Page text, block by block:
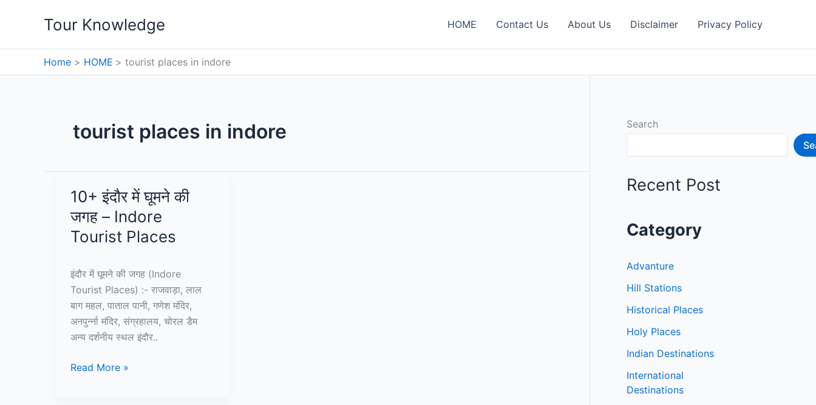
Tour Knowledge HOME Contact Us About Us Disclaimer Privacy Policy
Home HOME tourist places in indore
tourist places in indore
10+ इंदौर में घूमने की
जगह – Indore
Tourist Places
इंदौर में घूमने की जगह (Indore
Tourist Places) :- राजवाड़ा, लाल
बाग महल, पाताल पानी, गणेश मंदिर,
अनपुर्न्ना मंदिर, संग्रहालय, चोरल डैम
अन्य दर्शनीय स्थल इंदौर..
10+
Read More »
Search
Recent Post
Category
Advanture
Hill Stations
Historical Places
Holy Places
Indian Destinations
International
Destinations